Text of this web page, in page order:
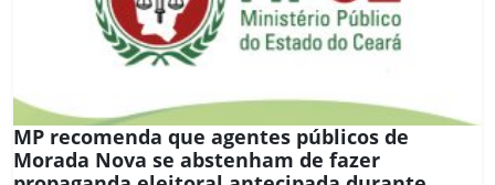
MP recomenda que agentes públicos de
Morada Nova se abstenham de fazer